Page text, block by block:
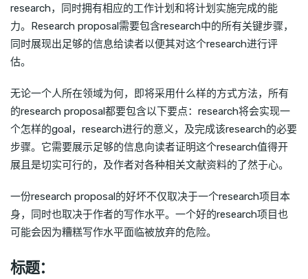
research，同时拥有相应的工作计划和将计划实施完成的能
力。Research proposal需要包含research中的所有关键步骤，
同时展现出足够的信息给读者以便其对这个research进行评
估。
无论一个人所在领域为何，即将采用什么样的方式方法，所有
的research proposal都要包含以下要点：research将会实现一
个怎样的goal，research进行的意义，及完成该research的必要
步骤。它需要展示足够的信息向读者证明这个research值得开
展且是切实可行的，及作者对各种相关文献资料的了然于心。
一份research proposal的好坏不仅取决于一个research项目本
身，同时也取决于作者的写作水平。一个好的research项目也
可能会因为糟糕写作水平面临被放弃的危险。
标题：